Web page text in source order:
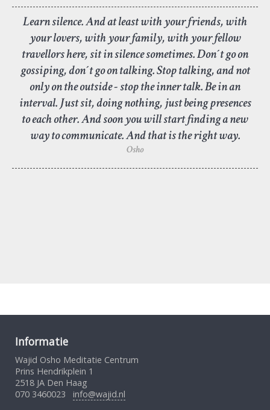
Learn silence. And at least with your friends, with
your lovers, with your family, with your fellow
travellors here, sit in silence sometimes. Don´t go on
gossiping, don´t go on talking. Stop talking, and not
only on the outside - stop the inner talk. Be in an
interval. Just sit, doing nothing, just being presences
to each other. And soon you will start finding a new
way to communicate. And that is the right way.
Osho
Informatie
Wajid Osho Meditatie Centrum
Prins Hendrikplein 1
2518 JA Den Haag
070 3460023 info@wajid.nl